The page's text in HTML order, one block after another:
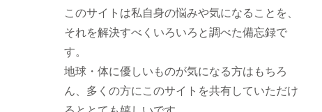
このサイトは私自身の悩みや気になることを、
それを解決すべくいろいろと調べた備忘録で
す。
地球・体に優しいものが気になる方はもちろ
ん、多くの方にこのサイトを共有していただけ